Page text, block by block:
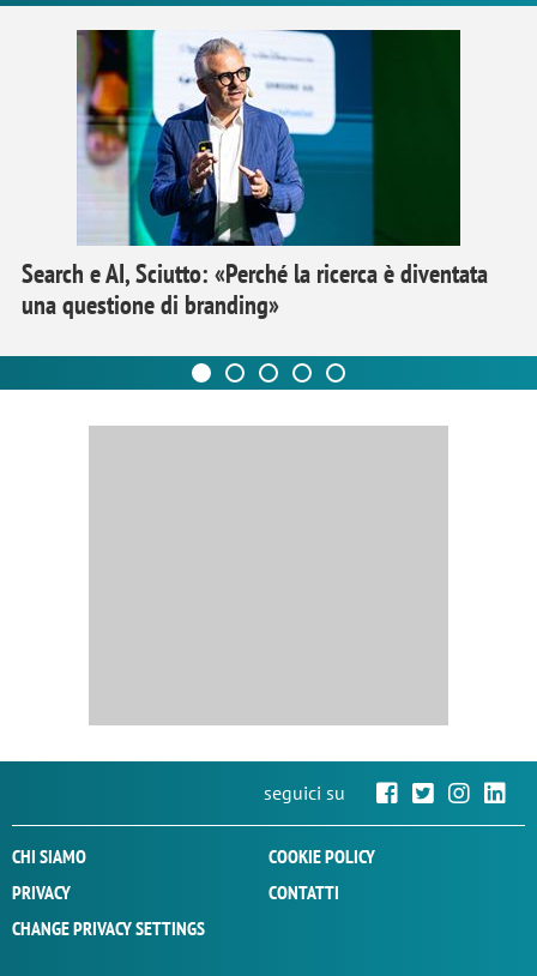
Search e AI, Sciutto: «Perché la ricerca è diventata
una questione di branding»
seguici su
CHI SIAMO
COOKIE POLICY
PRIVACY
CONTATTI
CHANGE PRIVACY SETTINGS